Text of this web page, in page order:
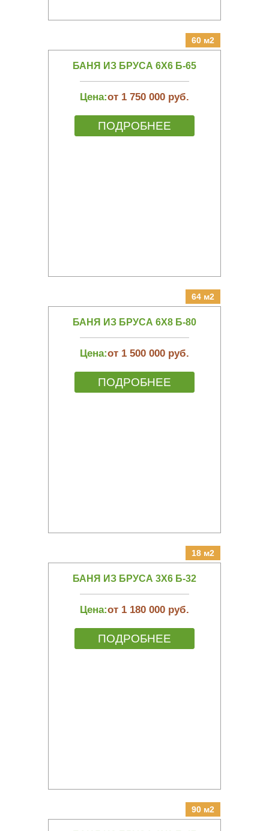
60 м2
БАНЯ ИЗ БРУСА 6Х6 Б-65
Цена:от 1 750 000 руб.
ПОДРОБНЕЕ
64 м2
БАНЯ ИЗ БРУСА 6Х8 Б-80
Цена:от 1 500 000 руб.
ПОДРОБНЕЕ
18 м2
БАНЯ ИЗ БРУСА 3Х6 Б-32
Цена:от 1 180 000 руб.
ПОДРОБНЕЕ
90 м2